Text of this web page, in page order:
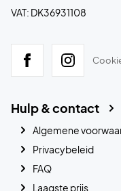
VAT: DK36931108
Hulp & contact
Algemene
Privacybeleid
FAQ
Laagste prijs